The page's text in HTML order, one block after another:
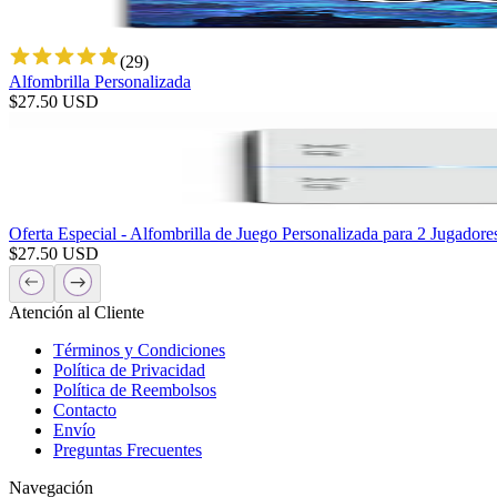
(29)
Alfombrilla Personalizada
$27.50 USD
Oferta Especial - Alfombrilla de Juego Personalizada para 2
$27.50 USD
Atención al Cliente
Términos y Condiciones
Política de Privacidad
Política de Reembolsos
Contacto
Envío
Preguntas Frecuentes
Navegación